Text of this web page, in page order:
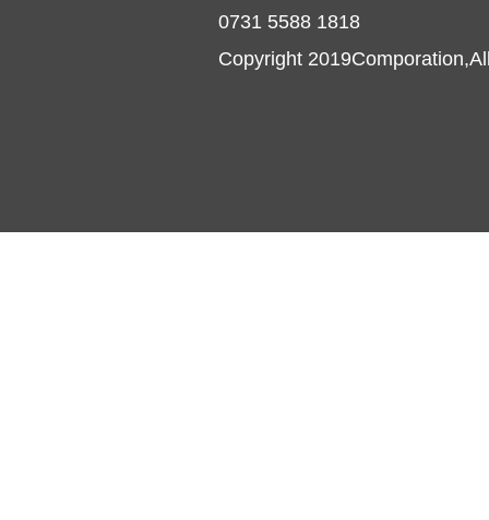
0731 5588 1818
Copyright